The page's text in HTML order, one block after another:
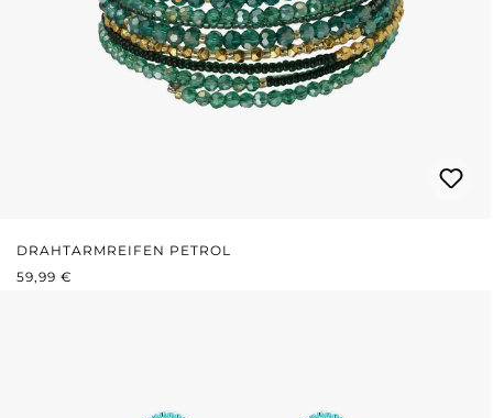
DRAHTARMREIFEN PETROL
REGULÄRER PREIS:
59,99 €